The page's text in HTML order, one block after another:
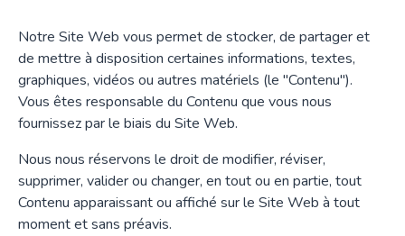
Notre Site Web vous permet de stocker, de partager et
de mettre à disposition certaines informations, textes,
graphiques, vidéos ou autres matériels (le "Contenu").
Vous êtes responsable du Contenu que vous nous
fournissez par le biais du Site Web.
Nous nous réservons le droit de modifier, réviser,
supprimer, valider ou changer, en tout ou en partie, tout
Contenu apparaissant ou affiché sur le Site Web à tout
moment et sans préavis.